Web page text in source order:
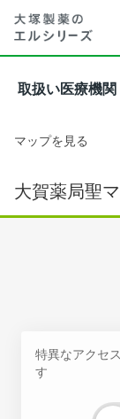
取扱い医療機関
マップを見る
大賀薬局聖
特異なアクセ
す